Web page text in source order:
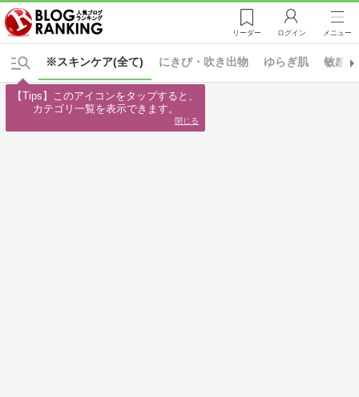
リーダー ログイン メニュー
※スキンケア(全て) にきび・吹き出物 ゆらぎ肌 敏感肌
【Tips】このアイコンをタップすると、
カテゴリ一覧を表示できます。
閉じる